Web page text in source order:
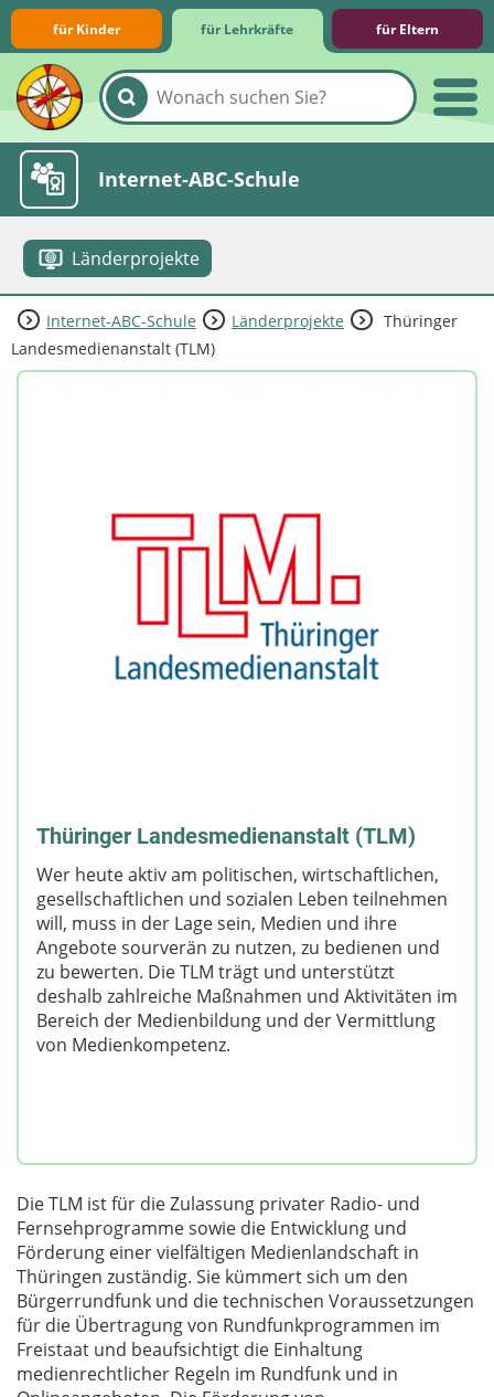
für Kinder für Lehrkräfte für Eltern
Lernmodule
Unterrichts­materialien
Internet-ABC-Schule
Länderprojekte
Praxishilfen
Aktuelles
Internet-ABC-Schule Länderprojekte
Thüringer
Landesmedienanstalt (TLM)
Thüringer Landesmedienanstalt (TLM)
Wer heute aktiv am politischen, wirtschaftlichen,
gesellschaftlichen und sozialen Leben teilnehmen
will, muss in der Lage sein, Medien und ihre
Angebote sourverän zu nutzen, zu bedienen und
zu bewerten. Die TLM trägt und unterstützt
deshalb zahlreiche Maßnahmen und Aktivitäten im
Bereich der Medienbildung und der Vermittlung
von Medienkompetenz.
Die TLM ist für die Zulassung privater Radio- und
Fernsehprogramme sowie die Entwicklung und
Förderung einer vielfältigen Medienlandschaft in
Thüringen zuständig. Sie kümmert sich um den
Bürgerrundfunk und die technischen Voraussetzungen
für die Übertragung von Rundfunkprogrammen im
Freistaat und beaufsichtigt die Einhaltung
medienrechtlicher Regeln im Rundfunk und in